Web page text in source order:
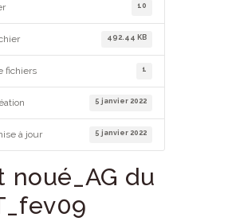
10
492.44 KB
fichiers 1
5 janvier 2022
à jour 5 janvier 2022
noué_AG du